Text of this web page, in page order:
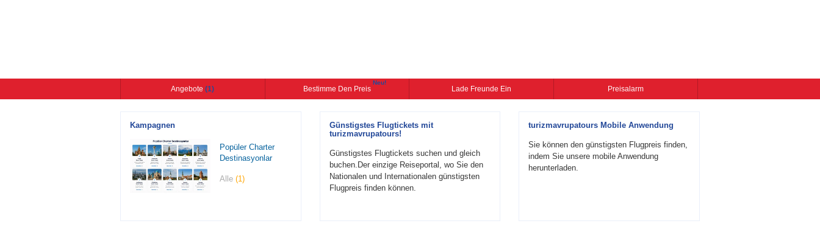
Angebote(1) Bestimme Den Preis
Neu!
Lade Freunde Ein Preisalarm
Kampagnen
Popüler Charter
Destinasyonlar
Alle(1)
Günstigstes Flugtickets mit
turizmavrupatours!
Günstigstes Flugtickets suchen und gleich
buchen.Der einzige Reiseportal, wo Sie den
Nationalen und Internationalen günstigsten
Flugpreis finden können.
turizmavrupatours Mobile Anwendung
Sie können den günstigsten Flugpreis finden,
indem Sie unsere mobile Anwendung
herunterladen.